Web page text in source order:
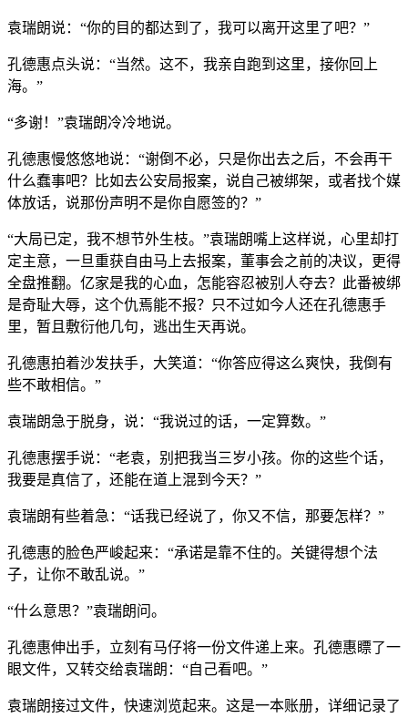
袁瑞朗说：“你的目的都达到了，我可以离开这里了吧？”
孔德惠点头说：“当然。这不，我亲自跑到这里，接你回上
海。”
“多谢！”袁瑞朗冷冷地说。
孔德惠慢悠悠地说：“谢倒不必，只是你出去之后，不会再干
什么蠢事吧？比如去公安局报案，说自己被绑架，或者找个媒
体放话，说那份声明不是你自愿签的？”
“大局已定，我不想节外生枝。”袁瑞朗嘴上这样说，心里却打
定主意，一旦重获自由马上去报案，董事会之前的决议，更得
全盘推翻。亿家是我的心血，怎能容忍被别人夺去？此番被绑
是奇耻大辱，这个仇焉能不报？只不过如今人还在孔德惠手
里，暂且敷衍他几句，逃出生天再说。
孔德惠拍着沙发扶手，大笑道：“你答应得这么爽快，我倒有
些不敢相信。”
袁瑞朗急于脱身，说：“我说过的话，一定算数。”
孔德惠摆手说：“老袁，别把我当三岁小孩。你的这些个话，
我要是真信了，还能在道上混到今天？”
袁瑞朗有些着急：“话我已经说了，你又不信，那要怎样？”
孔德惠的脸色严峻起来：“承诺是靠不住的。关键得想个法
子，让你不敢乱说。”
“什么意思？”袁瑞朗问。
孔德惠伸出手，立刻有马仔将一份文件递上来。孔德惠瞟了一
眼文件，又转交给袁瑞朗：“自己看吧。”
袁瑞朗接过文件，快速浏览起来。这是一本账册，详细记录了